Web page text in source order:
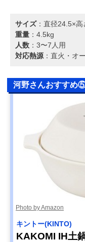
サイズ：直径24.5×高
重量 ：4.5kg
人数 ：3〜7人用
対応熱源 ：直火・オ
河野さんおすすめ
Photo by Amazon
キントー(KINTO)
KAKOMI IH土